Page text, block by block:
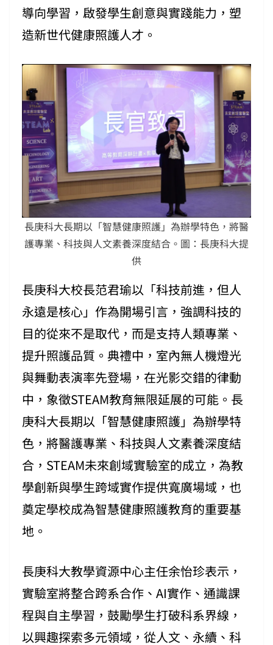
導向學習，啟發學生創意與實踐能力，塑
造新世代健康照護人才。
長庚科大長期以「智慧健康照護」為辦學特色，將醫
護專業、科技與人文素養深度結合。圖：長庚科大提
供
長庚科大校長范君瑜以「科技前進，但人
永遠是核心」作為開場引言，強調科技的
目的從來不是取代，而是支持人類專業、
提升照護品質。典禮中，室內無人機燈光
與舞動表演率先登場，在光影交錯的律動
中，象徵STEAM教育無限延展的可能。長
庚科大長期以「智慧健康照護」為辦學特
色，將醫護專業、科技與人文素養深度結
合，STEAM未來創域實驗室的成立，為教
學創新與學生跨域實作提供寬廣場域，也
奠定學校成為智慧健康照護教育的重要基
地。
長庚科大教學資源中心主任余怡珍表示，
實驗室將整合跨系合作、AI實作、通識課
程與自主學習，鼓勵學生打破科系界線，
以興趣探索多元領域，從人文、永續、科